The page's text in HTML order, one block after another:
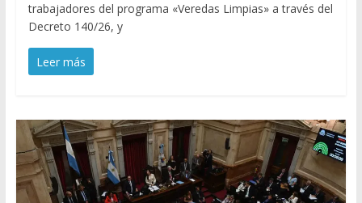
trabajadores del programa «Veredas Limpias» a través del
Decreto 140/26, y
Leer más